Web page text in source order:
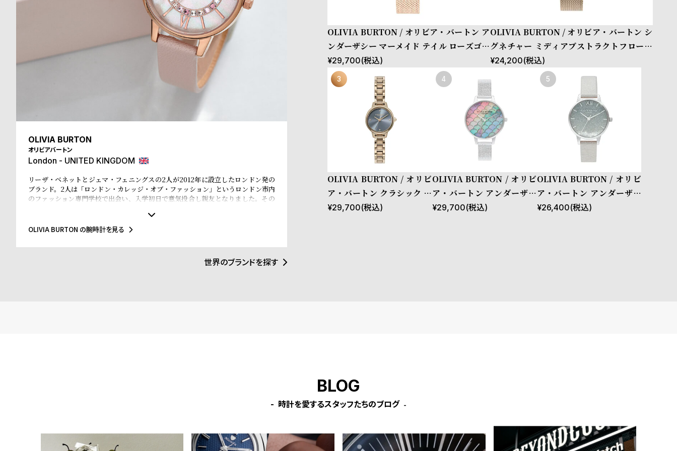
OLIVIA BURTON
オリビアバートン
London - UNITED KINGDOM
リーザ・ベネットとジェマ・フェニングスの2人が2012年に設立したロンドン発の
ブランド。2人は「ロンドン・カレッジ・オブ・ファッション」というロンドン市内
のファッション専門学校で出会い、入学初日で意気投合し親友となりました。その
ス)という世界的にも有名なWeb Shopでバイイング経験を積み、低価格でスタイリ
ッシュなファッションの先駆けとなるような腕時計のブランドが市場になかったこ
かして、フェミニンさやヴィンテージ感、トレンドと価格設定にこだわった女性が
求めているファッションウォッチをデザインします。シンプルかつシックなケースデ
ザインと落ち着いた質感のストラップの絶妙なコンビネーション、そこにファッシ
OLIVIA BURTON の腕時計を見る
世界のブランドを探す
OLIVIA BURTON / オリビア・バートン ア
ンダーザシー マーメイド テイル ローズゴー
ルド ブークレ メッシュ
¥29,700(税込)
OLIVIA BURTON / オリビア・バートン シ
グネチャー ミディアブストラクトフローラ
ル ローズゴールド メッシュ
¥24,200(税込)
OLIVIA BURTON / オリビ
ア・バートン クラシック ミ
ニ チョークブルー ローズゴ
¥29,700(税込)
OLIVIA BURTON / オリビ
ア・バートン アンダーザシ
ー マーメイド テイル シルバ
¥29,700(税込)
OLIVIA BURTON / オリビ
ア・バートン アンダーザシ
ー ウィッシング ウェイブ オ
¥26,400(税込)
BLOG
時計を愛するスタッフたちのブログ